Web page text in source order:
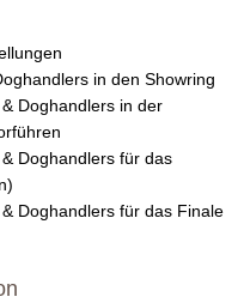
in den Showring
Doghandlers in der
Doghandlers für das
Doghandlers für das Finale